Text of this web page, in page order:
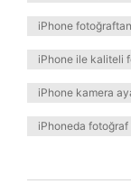
iPhone fotoğraftan
iPhone ile kaliteli
iPhone kamera
iPhoneda fotoğraf